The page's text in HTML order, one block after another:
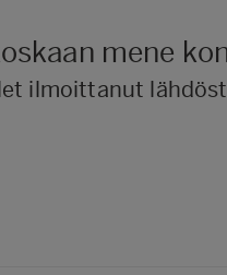
mene
ilmoittanut